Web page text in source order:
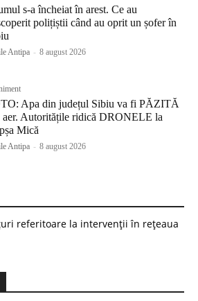
s-a încheiat în arest. Ce au
polițiștii când au oprit un șofer în
Antipa - 8 august 2026
Apa din județul Sibiu va fi PĂZITĂ
aer. Autoritățile ridică DRONELE la
Mică
Antipa - 8 august 2026
referitoare la intervenții în rețeaua